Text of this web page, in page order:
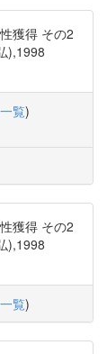
獲得 その2
),1998
覧)
獲得 その2
),1998
覧)